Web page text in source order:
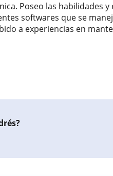
Poseo las habilidades
softwares que se
a experiencias en